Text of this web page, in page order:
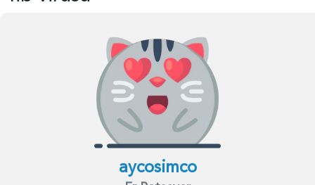
aycosimco